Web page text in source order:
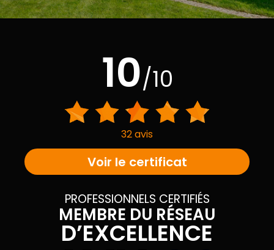
10/10
32 avis
Voir le certificat
PROFESSIONNELS CERTIFIÉS
MEMBRE DU RÉSEAU
D’EXCELLENCE